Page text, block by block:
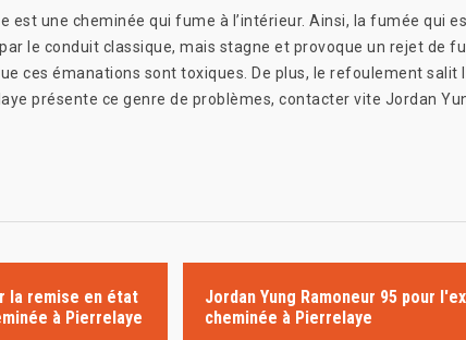
est une cheminée qui fume à l’intérieur. Ainsi, la fumée qui
le conduit classique, mais stagne et provoque un rejet de
ces émanations sont toxiques. De plus, le refoulement
présente ce genre de problèmes, contacter vite Jordan
la remise en état
à Pierrelaye
Jordan Yung Ramoneur 95 pour
cheminée à Pierrelaye